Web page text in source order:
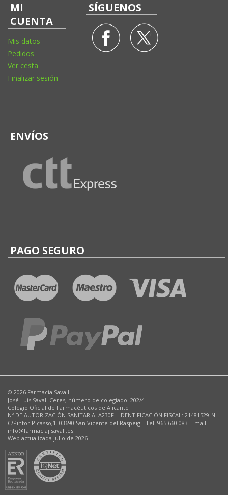
MI
CUENTA
Mis datos
Pedidos
Ver cesta
Finalizar sesión
SÍGUENOS
ENVÍOS
PAGO SEGURO
© 2026 Farmacia Savall
José Luis Savall Ceres, número de colegiado: 202/4
Colegio Oficial de Farmacéuticos de Alicante
Nº DE AUTORIZACIÓN SANITARIA: A230F - IDENTIFICACIÓN FISCAL: 21481529-N
C/Pintor Picasso,1. 03690 San Vicente del Raspeig - Tel: 965 660 083 E-mail:
info@farmaciajlsavall.es
Web actualizada julio de 2026